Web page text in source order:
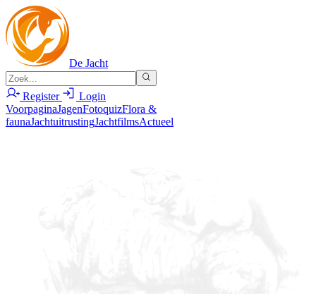
De Jacht
Register
Login
VoorpaginaJagenFotoquizFlora &
faunaJachtuitrustingJachtfilmsActueel